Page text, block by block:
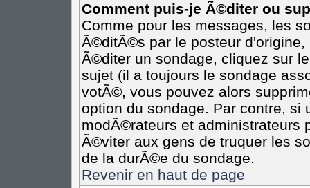
Comment puis-je Ã©diter ou
Comme pour les messages, les
Ã©ditÃ©s par le posteur
Ã©diter un sondage, cliquez sur
sujet (il a toujours le sondage
votÃ©, vous pouvez alors
option du sondage. Par contre,
modÃ©rateurs et administrateurs
Ã©viter aux gens de truquer les
de la durÃ©e du sondage.
Revenir en haut de page